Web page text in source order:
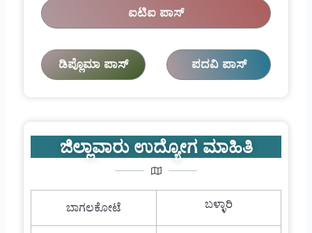
ಐಟಿಐ ಪಾಸ್
ಡಿಪ್ಲೊಮಾ ಪಾಸ್ ಪದವಿ ಪಾಸ್
ಜಿಲ್ಲಾವಾರು ಉದ್ಯೋಗ ಮಾಹಿತಿ
ಬಾಗಲಕೋಟೆ ಬಳ್ಳಾರಿ